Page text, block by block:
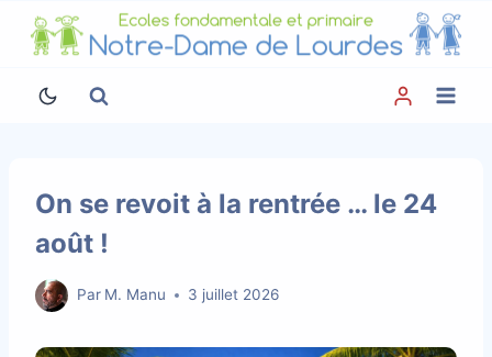
Aller
On se revoit à la rentrée … le 24
août !
Par M. Manu 3 juillet 2026